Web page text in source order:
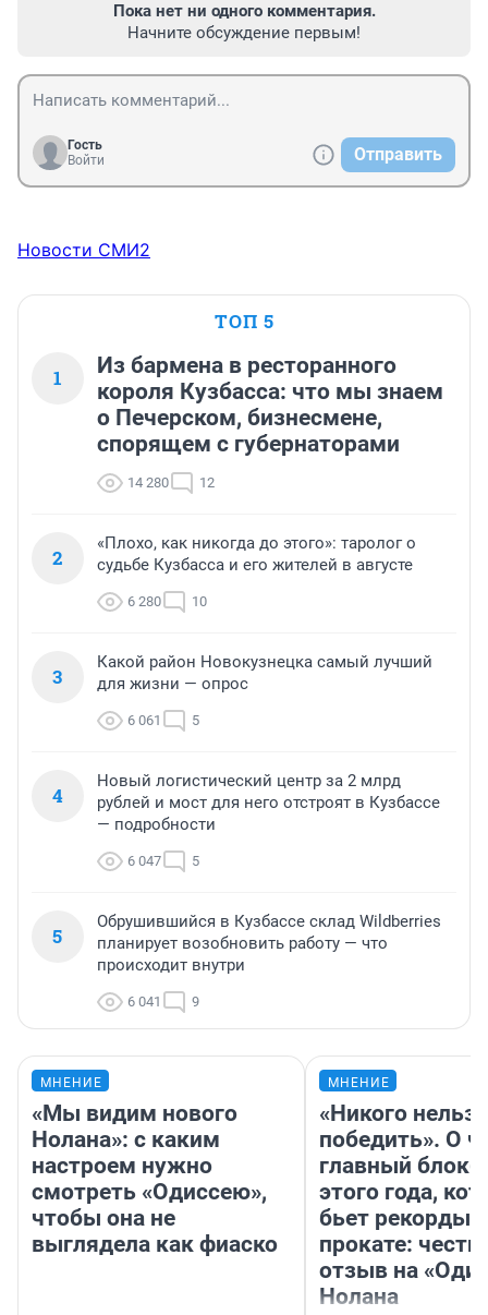
Пока нет ни одного комментария.
Начните обсуждение первым!
Гость
Войти
Отправить
Новости СМИ2
ТОП 5
1
Из бармена в ресторанного
короля Кузбасса: что мы знаем
о Печерском, бизнесмене,
спорящем с губернаторами
14 280 12
2
«Плохо, как никогда до этого»: таролог о
судьбе Кузбасса и его жителей в августе
6 280 10
3
Какой район Новокузнецка самый лучший
для жизни — опрос
6 061 5
4
Новый логистический центр за 2 млрд
рублей и мост для него отстроят в Кузбассе
— подробности
6 047 5
5
Обрушившийся в Кузбассе склад Wildberries
планирует возобновить работу — что
происходит внутри
6 041 9
МНЕНИЕ
«Мы видим нового
Нолана»: с каким
настроем нужно
смотреть «Одиссею»,
чтобы она не
выглядела как фиаско
МНЕНИЕ
«Никого нельзя
победить». О
главный
этого года,
бьет рекорды в
прокате:
отзыв на
Нолана